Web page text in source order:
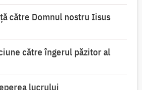
către Domnul nostru Iisus
către îngerul păzitor al
lucrului